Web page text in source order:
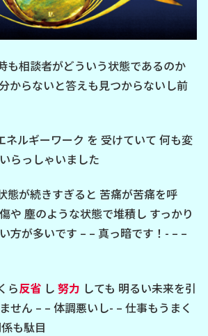
も相談者がどういう状態であるのか
からないと答えも見つからないし前
ネルギーワーク を 受けていて 何も変
らっしゃいました
態が続きすぎると 苦痛が苦痛を呼
や 塵のような状態で堆積し すっかり
方が多いです – – 真っ暗です！- – –
ら反省 し 努力 しても 明るい未来を引
せん – – 体調悪いし- – 仕事もうまく
も駄目